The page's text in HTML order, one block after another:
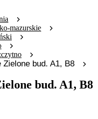
mazurskie
Zielone bud. A1, B8
bud. A1, B8